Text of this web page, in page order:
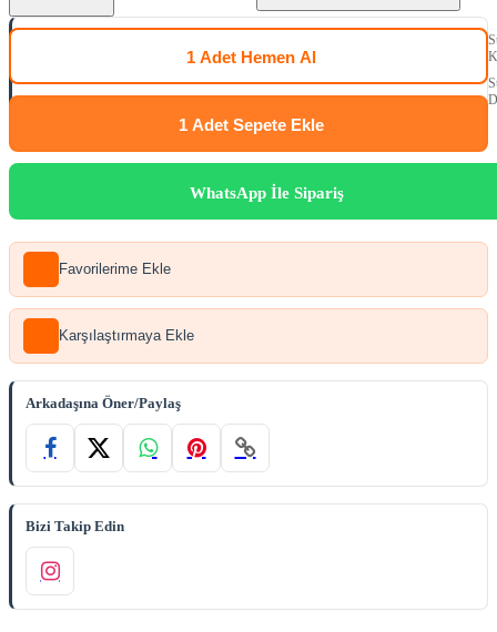
1 Adet Hemen Al
1 Adet Sepete Ekle
WhatsApp İle Sipariş
Favorilerime Ekle
Karşılaştırmaya Ekle
Arkadaşına Öner/Paylaş
Bizi Takip Edin